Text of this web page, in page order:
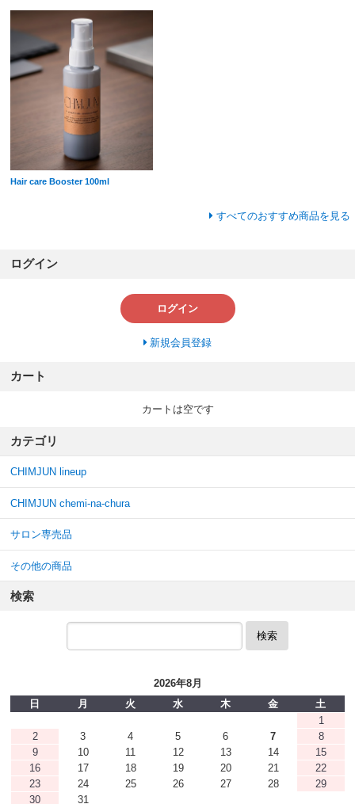
Hair care Booster 100ml
すべてのおすすめ商品を見る
ログイン
ログイン
新規会員登録
カート
カートは空です
カテゴリ
CHIMJUN lineup
CHIMJUN chemi-na-chura
サロン専売品
その他の商品
検索
検索
2026年8月
日
月 火 水 木 金
土
1
2
3 4 5 6 7
8
9
10 11 12 13 14
15
16
17 18 19 20 21
22
23
24 25 26 27 28
29
30
31